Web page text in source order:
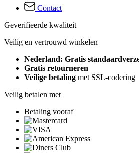
Contact
Geverifieerde kwaliteit
Veilig en vertrouwd winkelen
Nederland: Gratis
Gratis retourneren
Veilige betaling met SSL-codering
Veilig betalen met
Betaling vooraf